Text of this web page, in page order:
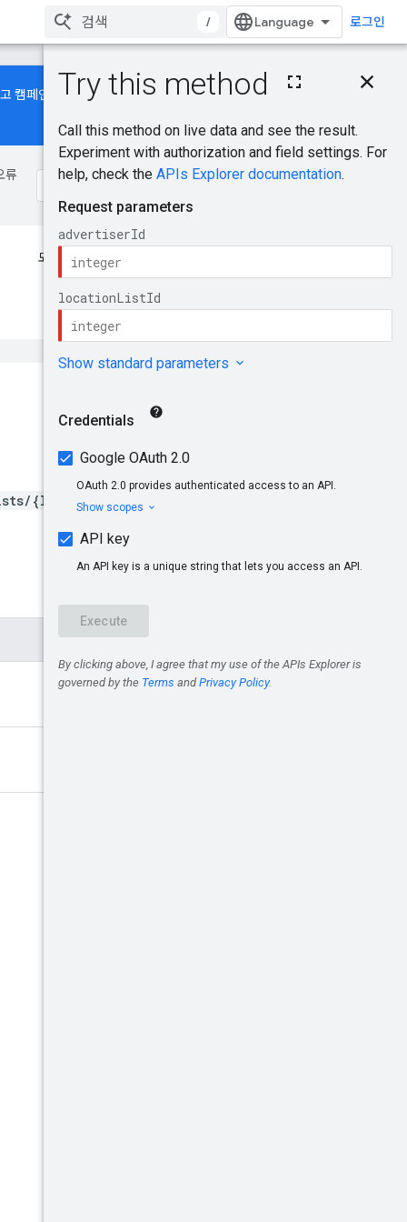
/ 로그인
이 페이지의 내용
HTTP 요청
요청 본문
응답 본문
승인 범위
캠페인을 만들고 운영하는 방법
류
도움이 되었나요?
의견 보내기
{locationListId}